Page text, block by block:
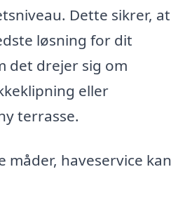
Dette sikrer, at
løsning for dit
det drejer sig om
eller
terrasse.
måder, haveservice kan